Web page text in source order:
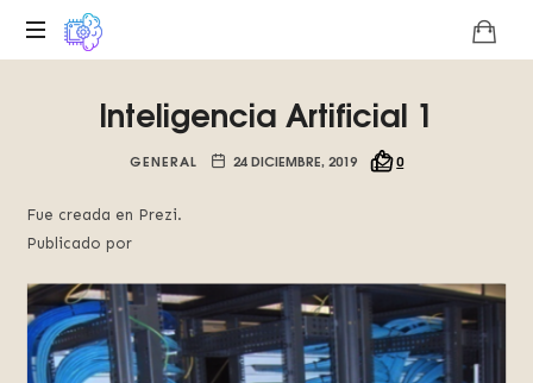
digital
sobre
tecnológica
del
de
Roko,
fomentamos
la
Inteligencia Artificial 1
GENERAL 24 DICIEMBRE, 2019 0
Fue creada en Prezi.
Publicado por